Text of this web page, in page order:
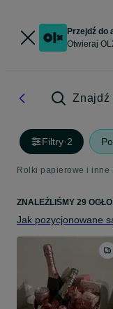
Przejdź do
Otwieraj
Znajdź
Filtry·2
Rolki papierowe i inne
ZNALEŹLIŚMY 29
Jak pozycjonowane